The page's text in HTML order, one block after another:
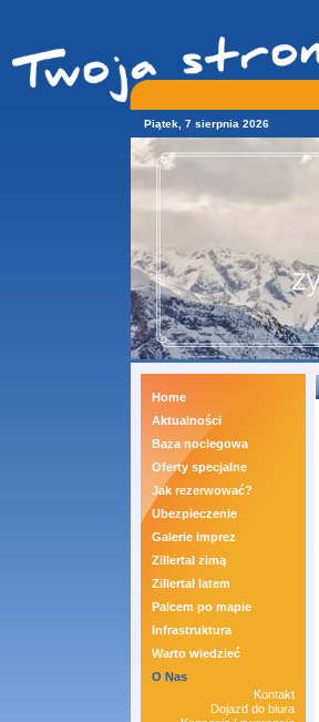
Piątek, 7 sierpnia 2026
Home
Aktualności
Baza noclegowa
Oferty specjalne
Jak rezerwować?
Ubezpieczenie
Galerie imprez
Zillertal zimą
Zillertal latem
Palcem po mapie
Infrastruktura
Warto wiedzieć
O Nas
Kontakt
Dojazd do biura